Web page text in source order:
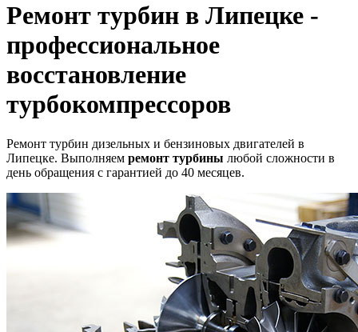
Ремонт турбин в Липецке -
профессиональное
восстановление
турбокомпрессоров
Ремонт турбин дизельных и бензиновых двигателей в
Липецке. Выполняем ремонт турбины любой сложности в
день обращения с гарантией до 40 месяцев.